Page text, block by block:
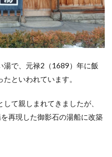
湯で、元禄2（1689）年に飯
といわれています。
て親しまれてきましたが、
再現した御影石の湯船に改築